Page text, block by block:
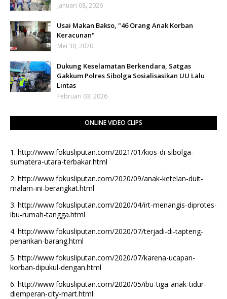
Januari 08, 2026
Usai Makan Bakso, "46 Orang Anak Korban
Keracunan"
Mei 30, 2020
Dukung Keselamatan Berkendara, Satgas
Gakkum Polres Sibolga Sosialisasikan UU Lalu
Lintas
Februari 03, 2026
ONLINE VIDEO CLIPS
1. http://www.fokusliputan.com/2021/01/kios-di-sibolga-
sumatera-utara-terbakar.html
2. http://www.fokusliputan.com/2020/09/anak-ketelan-duit-
malam-ini-berangkat.html
3. http://www.fokusliputan.com/2020/04/irt-menangis-diprotes-
ibu-rumah-tangga.html
4. http://www.fokusliputan.com/2020/07/terjadi-di-tapteng-
penarikan-barang.html
5. http://www.fokusliputan.com/2020/07/karena-ucapan-
korban-dipukul-dengan.html
6. http://www.fokusliputan.com/2020/05/ibu-tiga-anak-tidur-
diemperan-city-mart.html